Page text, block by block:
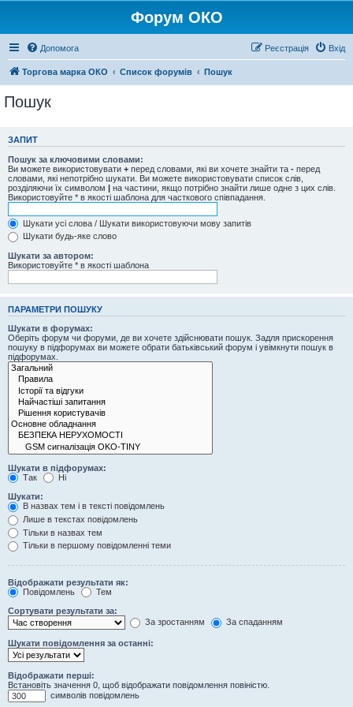
Форум ОКО
Допомога Вхід
Реєстрація
Торгова марка ОКО Список форумів Пошук
Пошук
ЗАПИТ
Пошук за ключовими словами:
Ви можете використовувати + перед словами, які ви хочете знайти та - перед
словами, які непотрібно шукати. Ви можете використовувати список слів,
розділяючи їх символом | на частини, якщо потрібно знайти лише одне з цих слів.
Використовуйте * в якості шаблона для часткового співпадання.
Шукати усі слова / Шукати використовуючи мову запитів
Шукати будь-яке слово
Шукати за автором:
Використовуйте * в якості шаблона
ПАРАМЕТРИ ПОШУКУ
Шукати в форумах:
Оберіть форум чи форуми, де ви хочете здійснювати пошук. Задля прискорення
пошуку в підфорумах ви можете обрати батьківський форум і увімкнути пошук в
підфорумах.
Шукати в підфорумах:
Так
Ні
Шукати:
В назвах тем і в тексті повідомлень
Лише в текстах повідомлень
Тільки в назвах тем
Тільки в першому повідомленні теми
Відображати результати як:
Повідомлень
Тем
Сортувати результати за:
За зростанням
За спаданням
Шукати повідомлення за останні:
Відображати перші:
Встановіть значення 0, щоб відображати повідомлення повіністю.
символів повідомлень